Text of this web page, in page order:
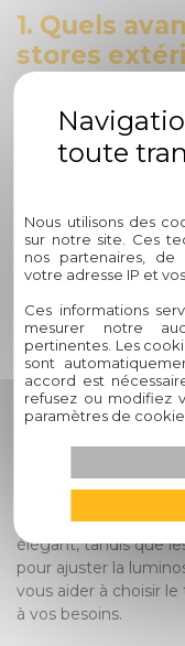
1. Quels
stores
stores
Les stores
Habitat, offrent
la pluie, les stores
espaces ombragés
maison, idéaux pour
2.
stores
vénitiens
Le choix entre des
dépend
de l'ambiance que
intérieur. Les stores
élégant, tandis que
pour ajuster la
vous aider à choisir
à vos besoins.
Nous utilisons des
sur notre site. Ces
nos partenaires,
votre adresse IP et
Ces informations
mesurer notre
pertinentes. Les
sont
accord est
refusez ou modifiez
paramètres de